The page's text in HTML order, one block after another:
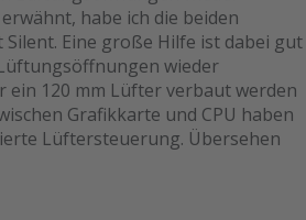
habe ich die beiden
Eine große Hilfe ist dabei gut
wieder
ein 120 mm Lüfter verbaut werden
Grafikkarte und CPU haben
Lüftersteuerung. Übersehen